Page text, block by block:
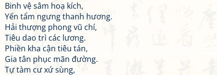
Binh vệ sâm hoạ kích,
Yến tẩm ngưng thanh hương.
Hải thượng phong vũ chí,
Tiêu dao trì các lương.
Phiền kha cận tiêu tán,
Gia tân phục mãn đường.
Tự tàm cư xứ sùng,